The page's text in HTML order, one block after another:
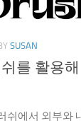
SUSAN
를 활용
쉬에서 외부와